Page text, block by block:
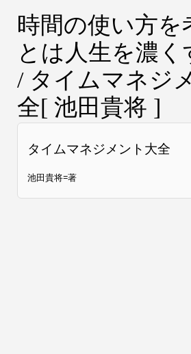
時間の使い方を
とは人生を濃く
/ タイムマネジ
全[ 池田貴将 ]
タイムマネジメント大全
池田貴将=著